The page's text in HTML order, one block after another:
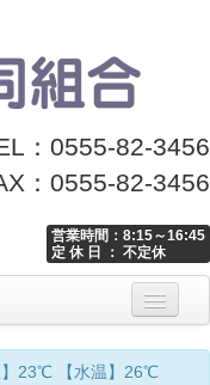
：0555-82-3456
：0555-82-3456
営業時間：8:15～16:45
定 休 日 ： 不定休
】23℃ 【水温】26℃